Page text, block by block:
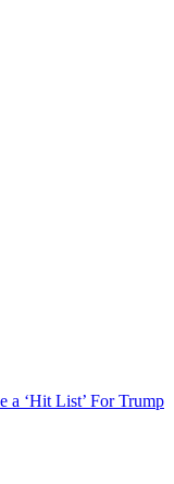
a ‘Hit List’ For Trump